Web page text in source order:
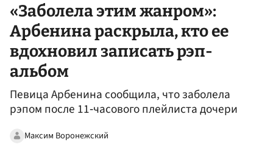
«Заболела этим жанром»:
Арбенина раскрыла, кто ее
вдохновил записать рэп-
альбом
Певица Арбенина сообщила, что заболела
рэпом после 11‑часового плейлиста дочери
Максим Воронежский